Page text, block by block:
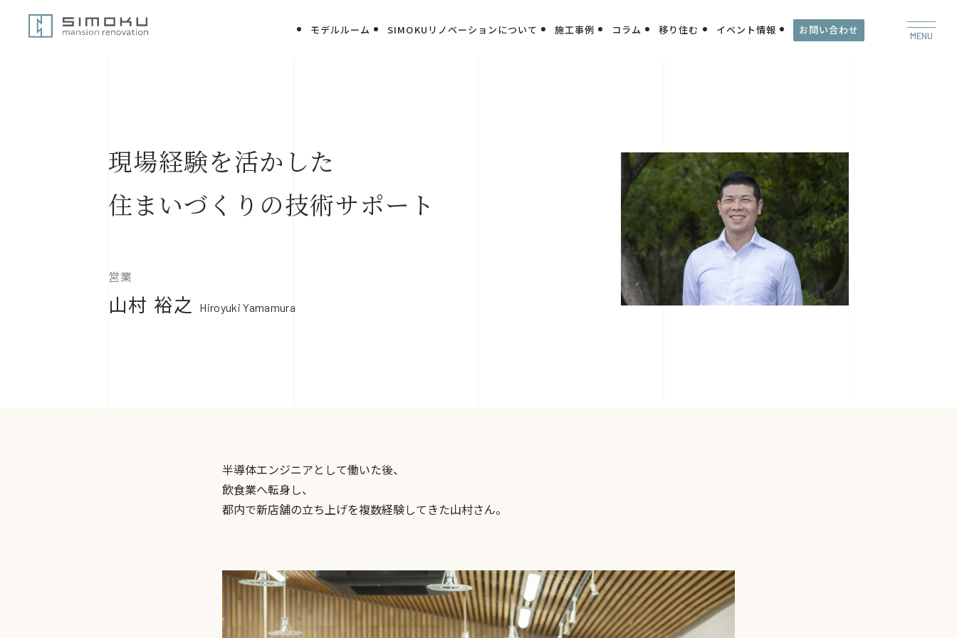
モデルルーム SIMOKUリノベーションについて 施工事例 コラム 移り住む イベント情報 お問い合わせ
現場経験を活かした
住まいづくりの技術サポート
営業
山村 裕之 Hiroyuki Yamamura
半導体エンジニアとして働いた後、
飲食業へ転身し、
都内で新店舗の立ち上げを複数経験してきた山村さん。